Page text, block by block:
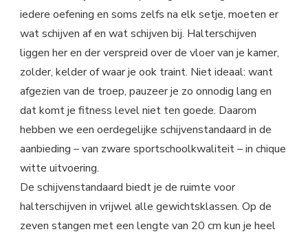
iedere oefening en soms zelfs na elk setje, moeten er
wat schijven af en wat schijven bij. Halterschijven
liggen her en der verspreid over de vloer van je kamer,
zolder, kelder of waar je ook traint. Niet ideaal: want
afgezien van de troep, pauzeer je zo onnodig lang en
dat komt je fitness level niet ten goede. Daarom
hebben we een oerdegelijke schijvenstandaard in de
aanbieding – van zware sportschoolkwaliteit – in chique
witte uitvoering.
De schijvenstandaard biedt je de ruimte voor
halterschijven in vrijwel alle gewichtsklassen. Op de
zeven stangen met een lengte van 20 cm kun je heel